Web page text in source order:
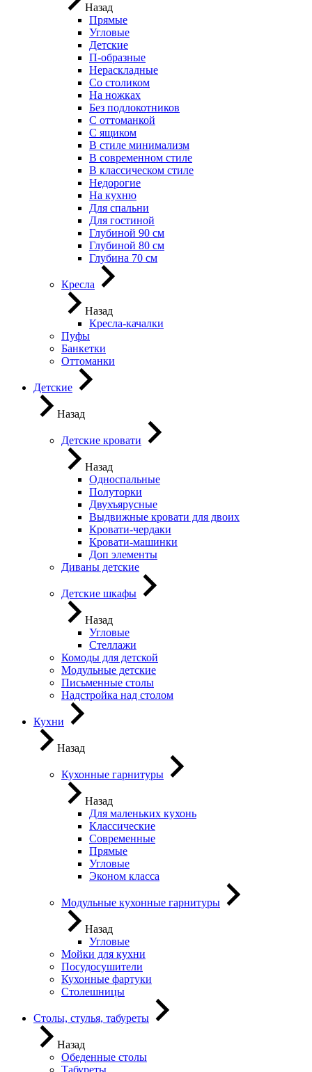
Назад
Прямые
Угловые
Детские
П-образные
Нераскладные
Со столиком
На ножках
Без подлокотников
С оттоманкой
С ящиком
В стиле минимализм
В современном стиле
В классическом стиле
Недорогие
На кухню
Для спальни
Для гостиной
Глубиной 90 см
Глубиной 80 см
Глубина 70 см
Кресла
Назад
Кресла-качалки
Пуфы
Банкетки
Оттоманки
Детские
Назад
Детские кровати
Назад
Односпальные
Полуторки
Двухъярусные
Выдвижные кровати для двоих
Кровати-чердаки
Кровати-машинки
Доп элементы
Диваны детские
Детские шкафы
Назад
Угловые
Стеллажи
Комоды для детской
Модульные детские
Письменные столы
Надстройка над столом
Кухни
Назад
Кухонные гарнитуры
Назад
Для маленьких кухонь
Классические
Современные
Прямые
Угловые
Эконом класса
Модульные кухонные гарнитуры
Назад
Угловые
Мойки для кухни
Посудосушители
Кухонные фартуки
Столешницы
Столы, стулья, табуреты
Назад
Обеденные столы
Табуреты